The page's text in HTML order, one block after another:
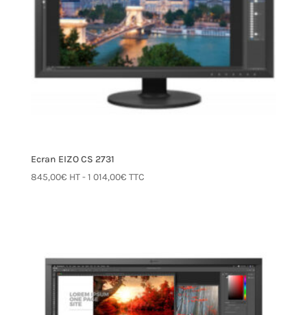
Ecran EIZO CS 2731
845,00€ HT -1 014,00€ TTC